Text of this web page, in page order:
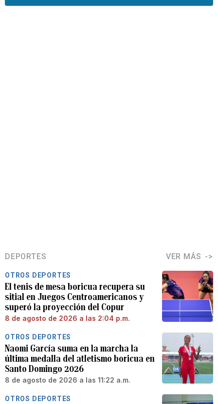
DEPORTES VER MÁS
OTROS DEPORTES
El tenis de mesa boricua recupera su
sitial en Juegos Centroamericanos y
superó la proyección del Copur
8 de agosto de 2026 a las 2:04 p.m.
OTROS DEPORTES
Naomi García suma en la marcha la
última medalla del atletismo boricua en
Santo Domingo 2026
8 de agosto de 2026 a las 11:22 a.m.
OTROS DEPORTES